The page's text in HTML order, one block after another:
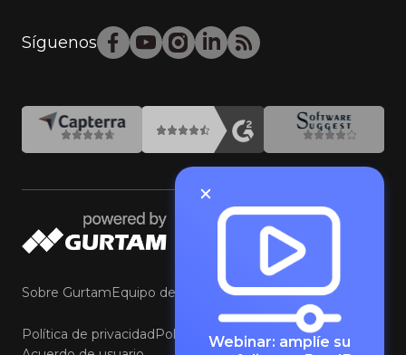
Síguenos
Sobre GurtamEquipo de GurtamContacte con Gurtam
Política de privacidadPolítica de cookies y preferencias
Webinar: amplíe su